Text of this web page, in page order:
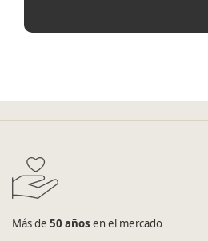
Más de 50 años en el mercado